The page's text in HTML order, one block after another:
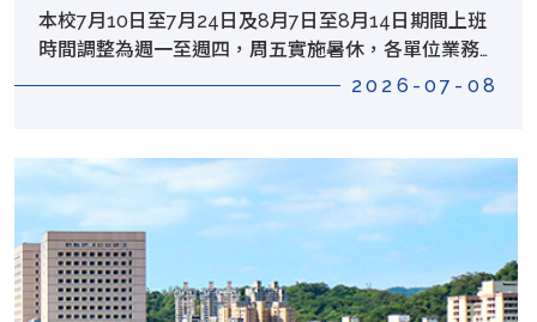
本校7月10日至7月24日及8月7日至8月14日期間上班
時間調整為週一至週四，周五實施暑休，各單位業務受
2026-07-08